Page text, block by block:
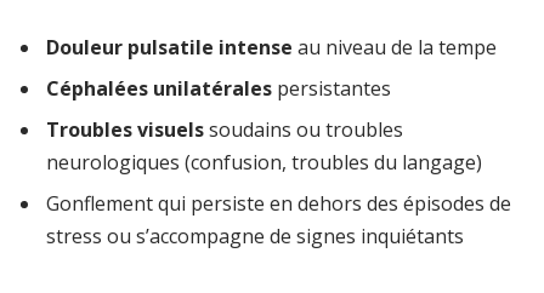
Douleur pulsatile intense au niveau de la tempe
Céphalées unilatérales persistantes
Troubles visuelssoudains ou troubles
neurologiques (confusion, troubles du langage)
Gonflement qui persiste en dehors des épisodes de
stress ou s’accompagne de signes inquiétants